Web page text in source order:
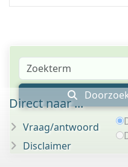
Direct naar ...
Vraag/antwoord
Disclaimer